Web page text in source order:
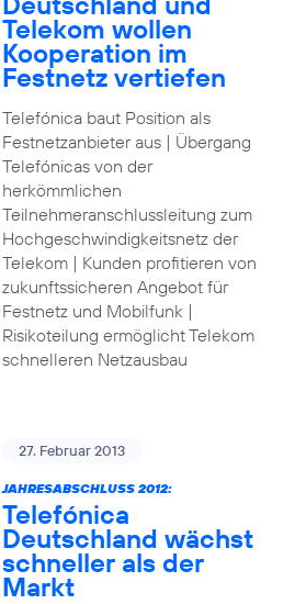
Telekom wollen
Kooperation im
Festnetz vertiefen
Telefónica baut Position als
Festnetzanbieter aus | Übergang
Telefónicas von der
herkömmlichen
Teilnehmeranschlussleitung zum
Hochgeschwindigkeitsnetz der
Telekom | Kunden profitieren von
zukunftssicheren Angebot für
Festnetz und Mobilfunk |
Risikoteilung ermöglicht Telekom
schnelleren Netzausbau
27. Februar 2013
JAHRESABSCHLUSS 2012:
Telefónica
Deutschland wächst
schneller als der
Markt